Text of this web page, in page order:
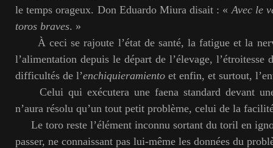
le temps orageux. Don Eduardo Miura disait : «Avec le
toros braves. »
À ceci se rajoute l’état de santé, la fatigue et la
l’alimentation depuis le départ de l’élevage, l’étroitesse
difficultés de l’enchiquieramiento et enfin, et surtout,
Celui qui exécutera une faena standard devant
n’aura résolu qu’un tout petit problème, celui de la
Le toro reste l’élément inconnu sortant du toril en
passer, ne connaissant pas lui-même les données du